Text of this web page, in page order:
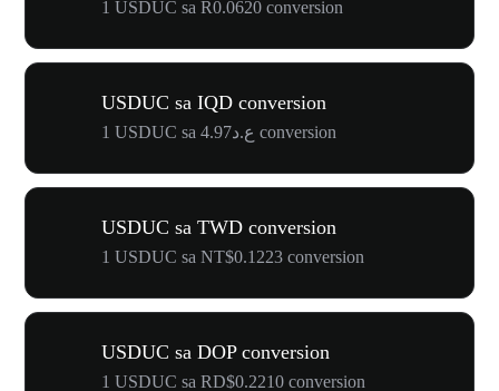
1 USDUC sa R0.0620 conversion
USDUC sa IQD conversion
1 USDUC sa ع.د4.97 conversion
USDUC sa TWD conversion
1 USDUC sa NT$0.1223 conversion
USDUC sa DOP conversion
1 USDUC sa RD$0.2210 conversion